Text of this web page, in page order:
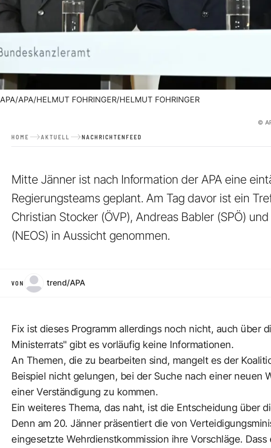
APA/APA/HELMUT FOHRINGER/HELMUT FOHRINGER
©
HOME AKTUELL NACHRICHTENFEED
Mitte Jänner ist nach Information der APA eine
Regierungsteams geplant. Am Tag davor ist ein
Christian Stocker (ÖVP), Andreas Babler (SPÖ)
(NEOS) in Aussicht genommen.
VON trend/APA
Fix ist dieses Programm allerdings noch nicht, auch über
Ministerrats" gibt es vorläufig keine Informationen.
An Themen, die zu bearbeiten sind, mangelt es der
Beispiel nicht gelungen, bei der Suche nach einer neuen
einer Verständigung zu kommen.
Ein weiteres Thema, das naht, ist die Entscheidung über
Denn am 20. Jänner präsentiert die von
eingesetzte Wehrdienstkommission ihre Vorschläge.